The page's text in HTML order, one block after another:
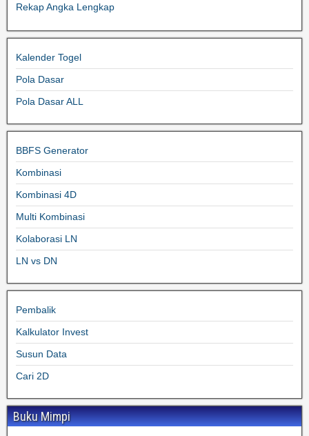
Rekap Angka Lengkap
Kalender Togel
Pola Dasar
Pola Dasar ALL
BBFS Generator
Kombinasi
Kombinasi 4D
Multi Kombinasi
Kolaborasi LN
LN vs DN
Pembalik
Kalkulator Invest
Susun Data
Cari 2D
Buku Mimpi